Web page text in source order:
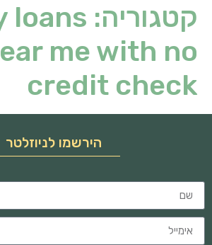
קטגוריה: loans
me with no
credit check
הירשמו לניוזלטר